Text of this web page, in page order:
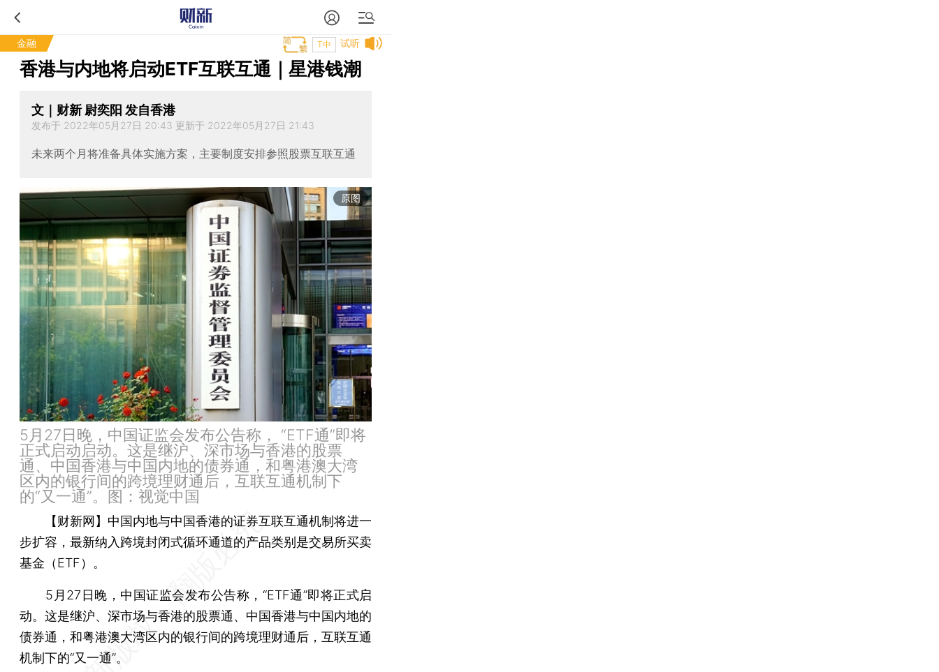
金融 试听
T中
香港与内地将启动ETF互联互通｜星港钱潮
文｜财新 尉奕阳 发自香港
发布于 2022年05月27日 20:43 更新于 2022年05月27日 21:43
未来两个月将准备具体实施方案，主要制度安排参照股票互联互通
原图
5月27日晚，中国证监会发布公告称， “ETF通”即将
正式启动启动。这是继沪、深市场与香港的股票
通、中国香港与中国内地的债券通，和粤港澳大湾
区内的银行间的跨境理财通后，互联互通机制下
的“又一通”。图：视觉中国
【财新网】 中国内地与中国香港的证券互联互通机制将进一
步扩容，最新纳入跨境封闭式循环通道的产品类别是交易所买卖
基金（ETF）。
5月27日晚，中国证监会发布公告称，“ETF通”即将正式启
动。这是继沪、深市场与香港的股票通、中国香港与中国内地的
债券通，和粤港澳大湾区内的银行间的跨境理财通后，互联互通
机制下的“又一通”。